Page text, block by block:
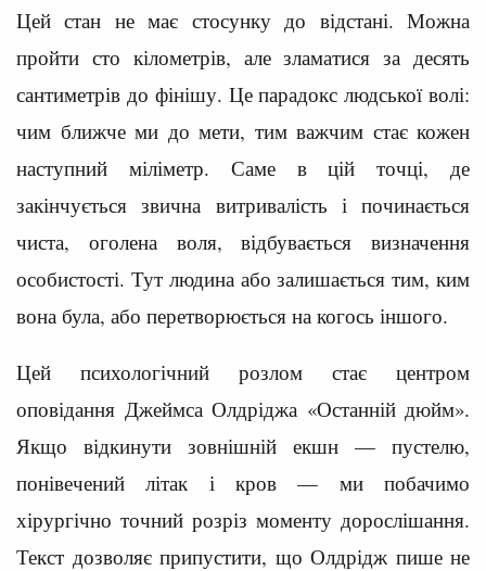
Цей стан не має стосунку до відстані. Можна
пройти сто кілометрів, але зламатися за десять
сантиметрів до фінішу. Це парадокс людської волі:
чим ближче ми до мети, тим важчим стає кожен
наступний міліметр. Саме в цій точці, де
закінчується звична витривалість і починається
чиста, оголена воля, відбувається визначення
особистості. Тут людина або залишається тим, ким
вона була, або перетворюється на когось іншого.
Цей психологічний розлом стає центром
оповідання Джеймса Олдріджа «Останній дюйм».
Якщо відкинути зовнішній екшн — пустелю,
понівечений літак і кров — ми побачимо
хірургічно точний розріз моменту дорослішання.
Текст дозволяє припустити, що Олдрідж пише не